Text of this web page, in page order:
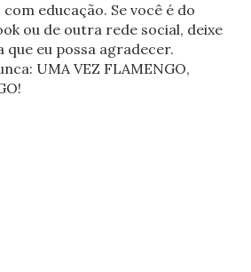
educação. Se você é do
ou de outra rede social, deixe
eu possa agradecer.
UMA VEZ FLAMENGO,